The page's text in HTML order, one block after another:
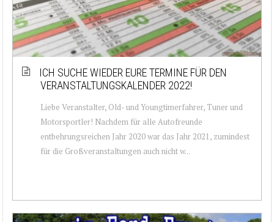
ICH SUCHE WIEDER EURE TERMINE FÜR DEN
VERANSTALTUNGSKALENDER 2022!
Liebe Veranstalter, Old- und Youngtimerfahrer, Tuner und
Motorsportler! Nachdem für alle Autofreunde
entbehrungsreichen Jahr 2020 war das Jahr 2021, zumindest
für die Großveranstaltungen auch nicht w...